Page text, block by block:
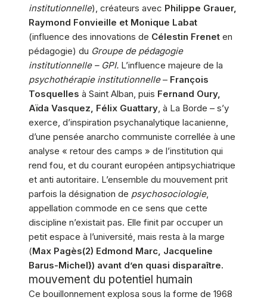
institutionnelle), créateurs avec Philippe Grauer,
Raymond Fonvieille et Monique Labat
(influence des innovations de Célestin Frenet en
pédagogie) du Groupe de pédagogie
institutionnelle – GPI. L’influence majeure de la
psychothérapie institutionnelle– François
Tosquelles à Saint Alban, puis Fernand Oury,
Aïda Vasquez, Félix Guattary, à La Borde – s’y
exerce, d’inspiration psychanalytique lacanienne,
d’une pensée anarcho communiste correllée à une
analyse « retour des camps » de l’institution qui
rend fou, et du courant européen antipsychiatrique
et anti autoritaire. L’ensemble du mouvement prit
parfois la désignation de psychosociologie,
appellation commode en ce sens que cette
discipline n’existait pas. Elle finit par occuper un
petit espace à l’université, mais resta à la marge
(Max Pagès(2) Edmond Marc, Jacqueline
Barus-Michel}) avant d’en quasi disparaître.
mouvement du potentiel humain
Ce bouillonnement explosa sous la forme de 1968